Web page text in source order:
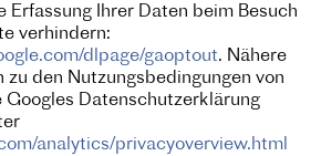
Erfassung Ihrer Daten beim Besuch
verhindern:
dlpage/gaoptout. Nähere
zu den Nutzungsbedingungen von
Googles Datenschutzerklärung
analytics/privacyoverview.html